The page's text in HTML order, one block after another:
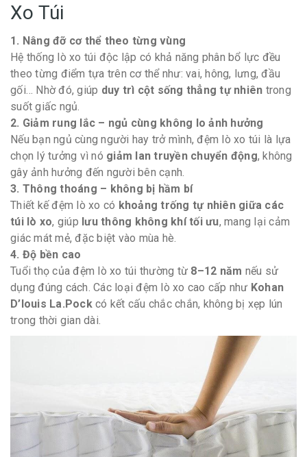
Xo Túi
1. Nâng đỡ cơ thể theo từng vùng
Hệ thống lò xo túi độc lập có khả năng phân bổ lực đều
theo từng điểm tựa trên cơ thể như: vai, hông, lưng, đầu
gối… Nhờ đó, giúp duy trì cột sống thẳng tự nhiên trong
suốt giấc ngủ.
2. Giảm rung lắc – ngủ cùng không lo ảnh hưởng
Nếu bạn ngủ cùng người hay trở mình, đệm lò xo túi là lựa
chọn lý tưởng vì nó giảm lan truyền chuyển động, không
gây ảnh hưởng đến người bên cạnh.
3. Thông thoáng – không bị hầm bí
Thiết kế đệm lò xo có khoảng trống tự nhiên giữa các
túi lò xo, giúp lưu thông không khí tối ưu, mang lại cảm
giác mát mẻ, đặc biệt vào mùa hè.
4. Độ bền cao
Tuổi thọ của đệm lò xo túi thường từ 8–12 năm nếu sử
dụng đúng cách. Các loại đệm lò xo cao cấp như Kohan
D’louis La.Pockcó kết cấu chắc chắn, không bị xẹp lún
trong thời gian dài.